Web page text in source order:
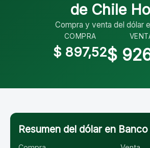
de Chile
Compra y venta del dólar
COMPRA
$ 897,52$
Resumen del dólar en